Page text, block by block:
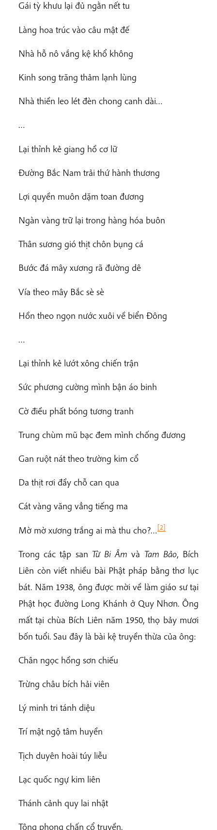
Gái tỳ khưu lại đủ ngằn nết tu
Làng hoa trúc vào câu mật đế
Nhà hỗ nô vắng kệ khổ không
Kinh song trăng thảm lạnh lùng
Nhà thiền leo lét đèn chong canh dài…
…
Lại thỉnh kẻ giang hồ cơ lữ
Đường Bắc Nam trải thứ hành thương
Lợi quyền muôn dặm toan đương
Ngàn vàng trữ lại trong hàng hóa buôn
Thân sương gió thịt chôn bụng cá
Bước đá mây xương rã đường dê
Vía theo mây Bắc sè sè
Hồn theo ngọn nước xuôi về biển Đông
…
Lại thỉnh kẻ lướt xông chiến trận
Sức phương cường mình bận áo binh
Cờ điều phất bóng tương tranh
Trung chùm mũ bạc đem mình chống đương
Gan ruột nát theo trường kim cổ
Da thịt rơi đầy chỗ can qua
Cát vàng văng vẳng tiếng ma
Mờ mờ xương trắng ai mà thu cho?…[2]
Trong các tập san Từ Bi Âmvà Tam Bảo, Bích
Liên còn viết nhiều bài Phật pháp bằng thơ lục
bát. Năm 1938, ông được mời về làm giáo sư tại
Phật học đường Long Khánh ở Quy Nhơn. Ông
mất tại chùa Bích Liên năm 1950, thọ bảy mươi
bốn tuổi. Sau đây là bài kệ truyền thừa của ông:
Chân ngọc hồng sơn chiếu
Trừng châu bích hải viên
Lý minh tri tánh diệu
Trí mật ngộ tâm huyền
Tịch duyên hoài túy liễu
Lạc quốc ngự kim liên
Thánh cảnh quy lai nhật
Tông phong chấn cổ truyền.